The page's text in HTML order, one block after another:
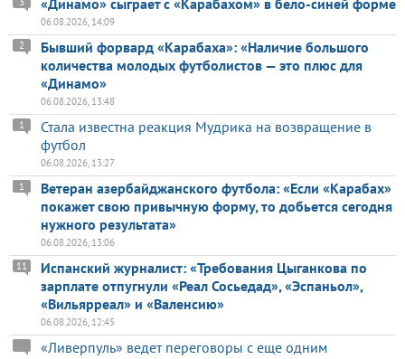
06.08.2026, 14:09
Бывший форвард «Карабаха»: «Наличие большого
количества молодых футболистов — это плюс для
«Динамо»
2
06.08.2026, 13:48
Стала известна реакция Мудрика на возвращение в
футбол
1
06.08.2026, 13:27
Ветеран азербайджанского футбола: «Если «Карабах»
покажет свою привычную форму, то добьется сегодня
нужного результата»
1
06.08.2026, 13:06
Испанский журналист: «Требования Цыганкова по
зарплате отпугнули «Реал Сосьедад», «Эспаньол»,
«Вильярреал» и «Валенсию»
11
06.08.2026, 12:45
«Ливерпуль» ведет переговоры с еще одним